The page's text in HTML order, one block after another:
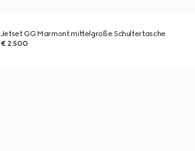
Jetset GG Marmont mittelgroße Schultertasche
€ 2.500